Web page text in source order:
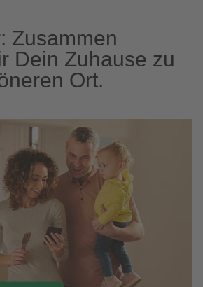
Zusammen
Dein Zuhause zu
Ort.